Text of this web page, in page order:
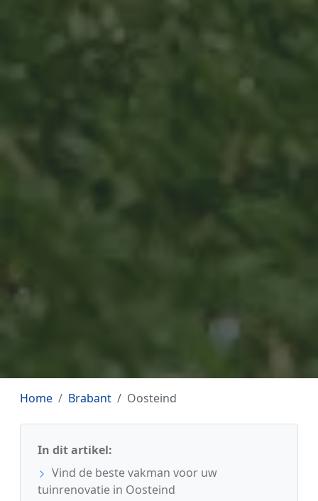
Home Brabant Oosteind
In dit artikel:
Vind de beste vakman voor uw
tuinrenovatie in Oosteind